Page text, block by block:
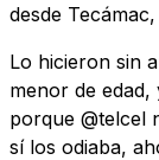
desde
Lo hicieron sin
menor de
porque @telcel
sí los odiaba,